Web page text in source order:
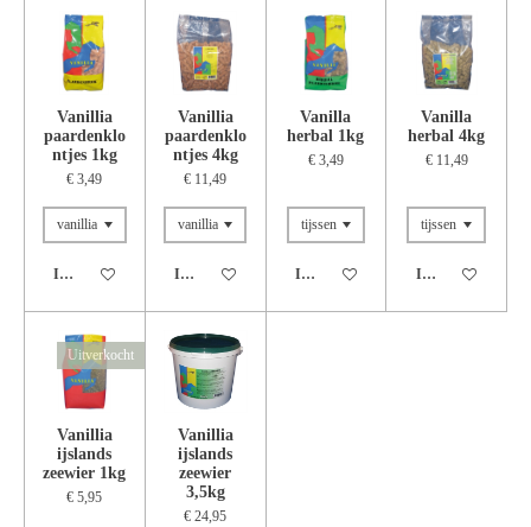
Vanillia
paardenklo
ntjes 1kg
€ 3,49
In winkelwagen
Vanillia
paardenklo
ntjes 4kg
€ 11,49
In winkelwagen
Vanilla
herbal 1kg
€ 3,49
In winkelwagen
Vanilla
herbal 4kg
€ 11,49
In winkelwagen
Uitverkocht
Vanillia
ijslands
zeewier 1kg
€ 5,95
Vanillia
ijslands
zeewier
3,5kg
€ 24,95